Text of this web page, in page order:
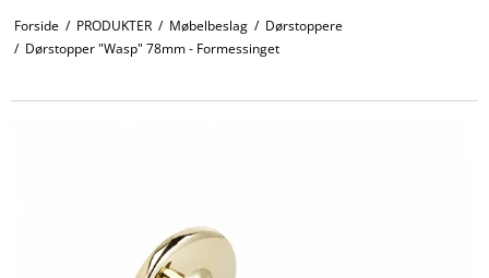
Forside / PRODUKTER / Møbelbeslag / Dørstoppere
/ Dørstopper "Wasp" 78mm - Formessinget